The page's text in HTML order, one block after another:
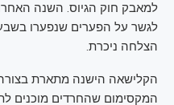
למאבק חוק הגיוס. השנה
לגשר על הפערים שנפערו
הצלחה ניכרת.
הקלישאה הישנה מתארת
המקסימום שהחרדים מוכנים